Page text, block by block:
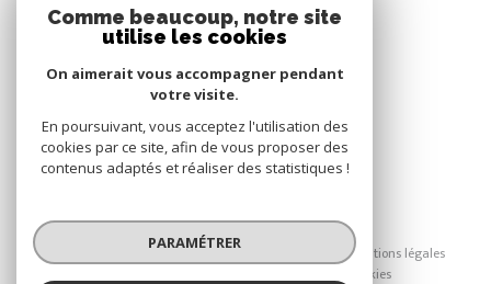
Nous suivre
© 2026 | Tous droits réservés
Nos honoraires
Nos partenaires
Mentions légales
Cookies
Comme beaucoup, notre site
utilise les cookies
On aimerait vous accompagner pendant
votre visite.
En poursuivant, vous acceptez l'utilisation des
cookies par ce site, afin de vous proposer des
contenus adaptés et réaliser des statistiques !
PARAMÉTRER